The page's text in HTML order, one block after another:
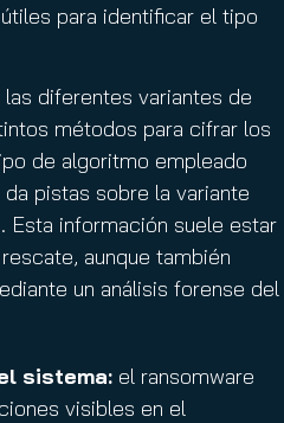
para identificar el tipo
las diferentes variantes de
métodos para cifrar los
de algoritmo empleado
pistas sobre la variante
Esta información suele estar
aunque también
un análisis forense del
sistema: el ransomware
visibles en el